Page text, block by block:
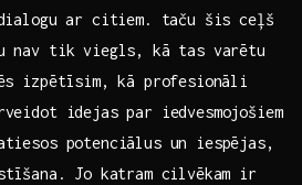
​ar citiem. taču šis ceļš
nav tik viegls, kā tas varētu
izpētīsim,​ kā profesionāli
idejas par iedvesmojošiem
potenciālus ‍un iespējas,
Jo⁢ katram cilvēkam ir